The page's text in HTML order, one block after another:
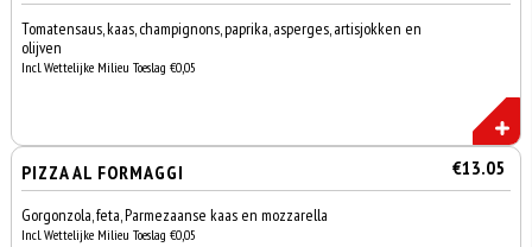
Tomatensaus, kaas, champignons, paprika, asperges, artisjokken en
olijven
Incl. Wettelijke Milieu Toeslag €0,05
PIZZA AL FORMAGGI €13.05
Gorgonzola, feta, Parmezaanse kaas en mozzarella
Incl. Wettelijke Milieu Toeslag €0,05